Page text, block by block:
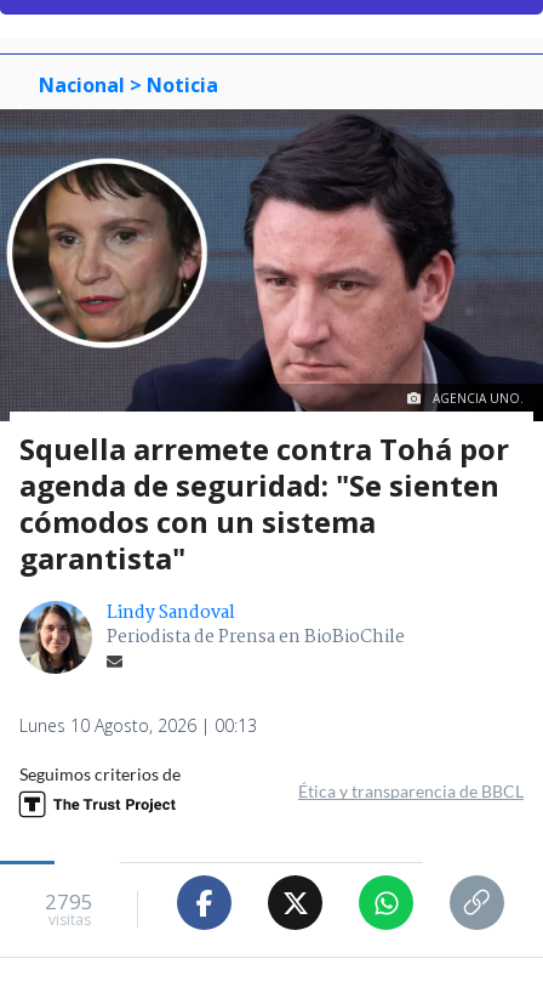
Nacional > Noticia
AGENCIA UNO.
Squella arremete contra Tohá por
agenda de seguridad: "Se sienten
cómodos con un sistema
garantista"
Lindy Sandoval
Periodista de Prensa en BioBioChile
Lunes 10 Agosto, 2026 | 00:13
Seguimos criterios de
Ética y transparencia de BBCL
2795
visitas